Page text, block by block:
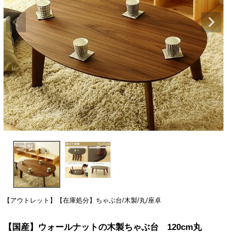
【アウトレット】【在庫処分】ちゃぶ台/木製/丸/座卓
【国産】ウォールナットの木製ちゃぶ台 120cm丸